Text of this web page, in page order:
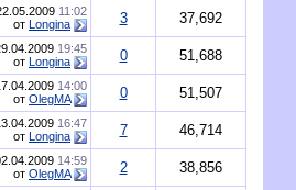
11:02
от Longina 3
37,692
19:45
от Longina 0
51,688
14:00
от OlegMA 0
51,507
16:47
от Longina 7
46,714
14:59
от OlegMA 2
38,856